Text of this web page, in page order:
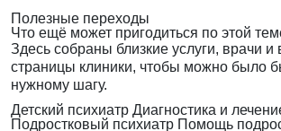
Полезные переходы
Что ещё может пригодиться по этой
Здесь собраны близкие услуги, врачи
страницы клиники, чтобы можно было
нужному шагу.
Детский психиатр Диагностика и
Подростковый психиатр Помощь